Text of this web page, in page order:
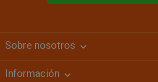
Sobre nosotros keyboard_arrow_down
Información 